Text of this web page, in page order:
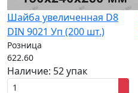
Шайба увеличенная D8
DIN 9021 Уп (200 шт.)
Розница
622.60
Наличие: 52 упак